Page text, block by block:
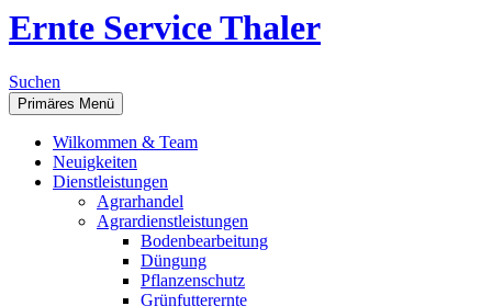
Ernte Service Thaler
Suchen
Primäres Menü
Wilkommen & Team
Neuigkeiten
Dienstleistungen
Agrarhandel
Agrardienstleistungen
Bodenbearbeitung
Düngung
Pflanzenschutz
Grünfutterernte